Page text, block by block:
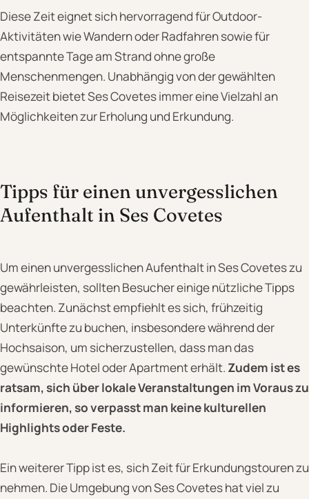
Diese Zeit eignet sich hervorragend für Outdoor-
Aktivitäten wie Wandern oder Radfahren sowie für
entspannte Tage am Strand ohne große
Menschenmengen. Unabhängig von der gewählten
Reisezeit bietet Ses Covetes immer eine Vielzahl an
Möglichkeiten zur Erholung und Erkundung.
Tipps für einen unvergesslichen
Aufenthalt in Ses Covetes
Um einen unvergesslichen Aufenthalt in Ses Covetes zu
gewährleisten, sollten Besucher einige nützliche Tipps
beachten. Zunächst empfiehlt es sich, frühzeitig
Unterkünfte zu buchen, insbesondere während der
Hochsaison, um sicherzustellen, dass man das
gewünschte Hotel oder Apartment erhält. Zudem ist es
ratsam, sich über lokale Veranstaltungen im Voraus zu
informieren, so verpasst man keine kulturellen
Highlights oder Feste.
Ein weiterer Tipp ist es, sich Zeit für Erkundungstouren zu
nehmen. Die Umgebung von Ses Covetes hat viel zu